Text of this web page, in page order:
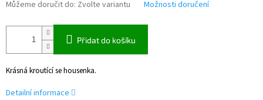
Můžeme doručit do: Zvolte variantu Možnosti doručení
Přidat do košíku
Krásná kroutící se housenka.
Detailní informace